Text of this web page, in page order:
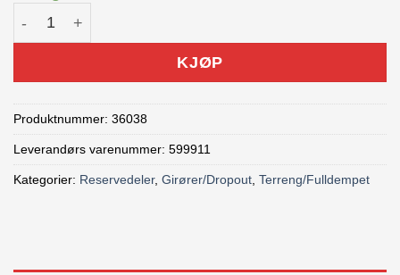
Trek ABP Universal Derailleur Hardware Kit antall
KJØP
Produktnummer: 36038
Leverandørs varenummer: 599911
Kategorier: Reservedeler, Girører/Dropout Terreng/Fulldempet